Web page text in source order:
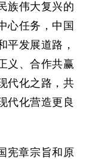
族伟大复兴的
心任务，中国
平发展道路，
义、合作共赢
代化之路，共
代化营造更良
宪章宗旨和原